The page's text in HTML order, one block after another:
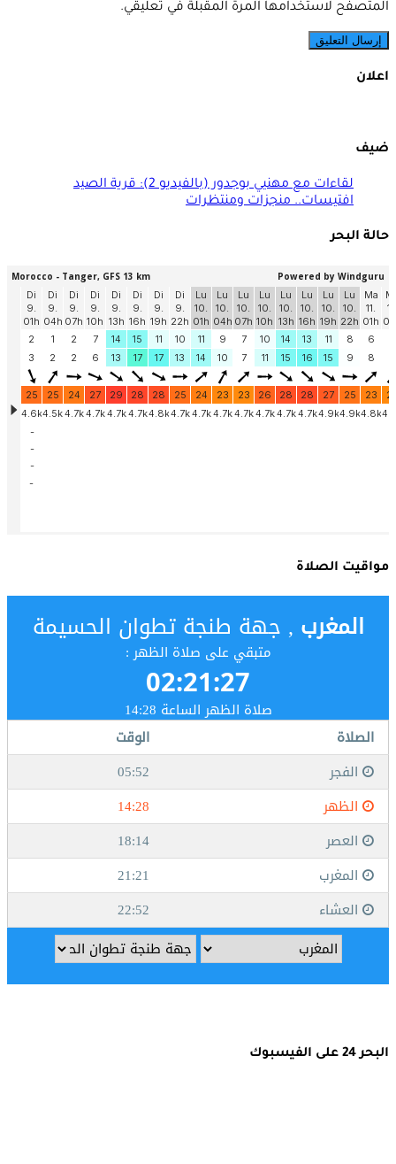
المتصفح لاستخدامها المرة المقبلة في تعليقي.
اعلان
ضيف
لقاءات مع مهنيي بوجدور (بالفيديو 2): قرية الصيد
افتيسات.. منجزات ومنتظرات
حالة البحر
مواقيت الصلاة
البحر 24 على الفيسبوك